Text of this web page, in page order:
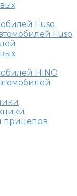
Fuso
Fuso
HINO
прицепов